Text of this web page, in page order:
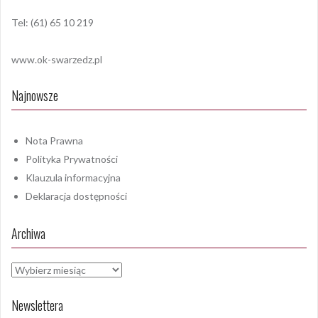
Tel: (61) 65 10 219
www.ok-swarzedz.pl
Najnowsze
Nota Prawna
Polityka Prywatności
Klauzula informacyjna
Deklaracja dostępności
Archiwa
Archiwa
Newslettera